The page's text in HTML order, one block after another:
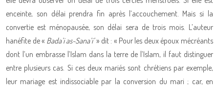
enceinte, son délai prendra fin après l’accouchement. Mais si la
convertie est ménopausée, son délai sera de trois mois. L’auteur
hanéfite de « Bada’i as-Sana’i’» dit : « Pour les deux époux mécréants
dont l’un embrasse l’Islam dans la terre de l’Islam, il faut distinguer
entre plusieurs cas. Si ces deux mariés sont chrétiens par exemple,
leur mariage est indissociable par la conversion du mari ; car, en